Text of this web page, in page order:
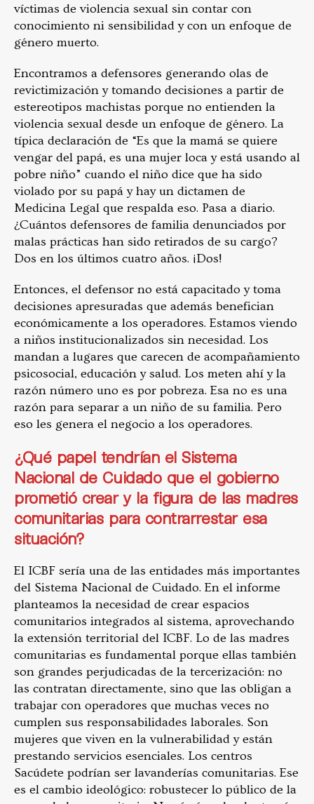
víctimas de violencia sexual sin contar con
conocimiento ni sensibilidad y con un enfoque de
género muerto.
Encontramos a defensores generando olas de
revictimización y tomando decisiones a partir de
estereotipos machistas porque no entienden la
violencia sexual desde un enfoque de género. La
típica declaración de “Es que la mamá se quiere
vengar del papá, es una mujer loca y está usando al
pobre niño” cuando el niño dice que ha sido
violado por su papá y hay un dictamen de
Medicina Legal que respalda eso. Pasa a diario.
¿Cuántos defensores de familia denunciados por
malas prácticas han sido retirados de su cargo?
Dos en los últimos cuatro años. ¡Dos!
Entonces, el defensor no está capacitado y toma
decisiones apresuradas que además benefician
económicamente a los operadores. Estamos viendo
a niños institucionalizados sin necesidad. Los
mandan a lugares que carecen de acompañamiento
psicosocial, educación y salud. Los meten ahí y la
razón número uno es por pobreza. Esa no es una
razón para separar a un niño de su familia. Pero
eso les genera el negocio a los operadores.
¿Qué papel tendrían el Sistema
Nacional de Cuidado que el gobierno
prometió crear y la figura de las madres
comunitarias para contrarrestar esa
situación?
El ICBF sería una de las entidades más importantes
del Sistema Nacional de Cuidado. En el informe
planteamos la necesidad de crear espacios
comunitarios integrados al sistema, aprovechando
la extensión territorial del ICBF. Lo de las madres
comunitarias es fundamental porque ellas también
son grandes perjudicadas de la tercerización: no
las contratan directamente, sino que las obligan a
trabajar con operadores que muchas veces no
cumplen sus responsabilidades laborales. Son
mujeres que viven en la vulnerabilidad y están
prestando servicios esenciales. Los centros
Sacúdete podrían ser lavanderías comunitarias. Ese
es el cambio ideológico: robustecer lo público de la